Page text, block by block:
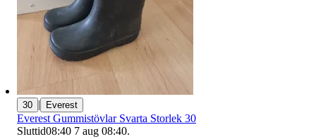
30 | Everest
Everest Gummistövlar Svarta Storlek 30
Sluttid08:40 7 aug 08:40.